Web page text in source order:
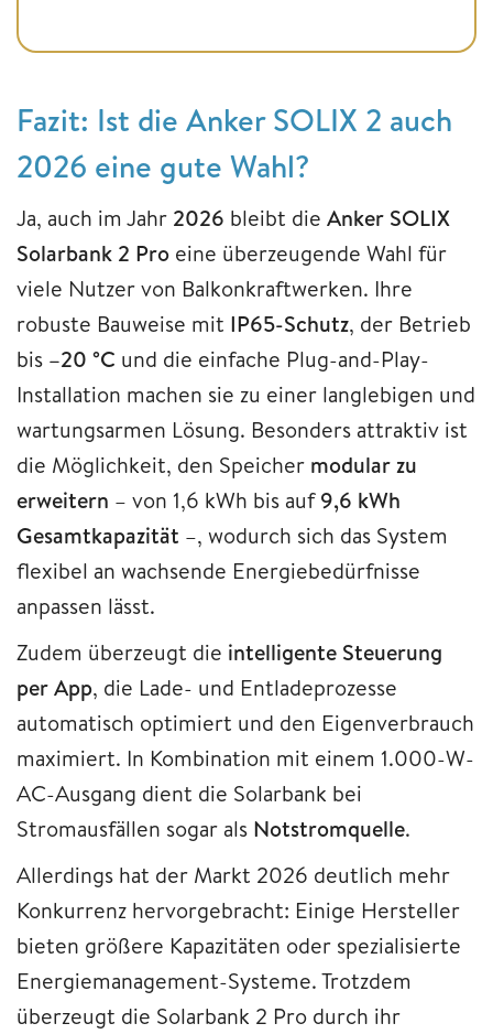
Fazit: Ist die Anker SOLIX 2 auch
2026 eine gute Wahl?
Ja, auch im Jahr 2026 bleibt die Anker SOLIX
Solarbank 2 Pro eine überzeugende Wahl für
viele Nutzer von Balkonkraftwerken. Ihre
robuste Bauweise mit IP65-Schutz, der Betrieb
bis –20 °C und die einfache Plug-and-Play-
Installation machen sie zu einer langlebigen und
wartungsarmen Lösung. Besonders attraktiv ist
die Möglichkeit, den Speicher modular zu
erweitern – von 1,6 kWh bis auf9,6 kWh
Gesamtkapazität –, wodurch sich das System
flexibel an wachsende Energiebedürfnisse
anpassen lässt.
Zudem überzeugt die intelligente Steuerung
per App, die Lade- und Entladeprozesse
automatisch optimiert und den Eigenverbrauch
maximiert. In Kombination mit einem 1.000-W-
AC-Ausgang dient die Solarbank bei
Stromausfällen sogar als Notstromquelle.
Allerdings hat der Markt 2026 deutlich mehr
Konkurrenz hervorgebracht: Einige Hersteller
bieten größere Kapazitäten oder spezialisierte
Energiemanagement-Systeme. Trotzdem
überzeugt die Solarbank 2 Pro durch ihr